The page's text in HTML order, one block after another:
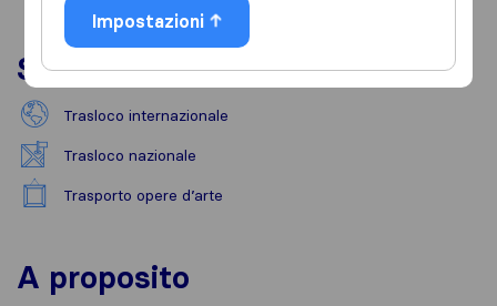
Servizi
Trasloco internazionale
Trasloco nazionale
Trasporto opere d’arte
A proposito
Impostazioni